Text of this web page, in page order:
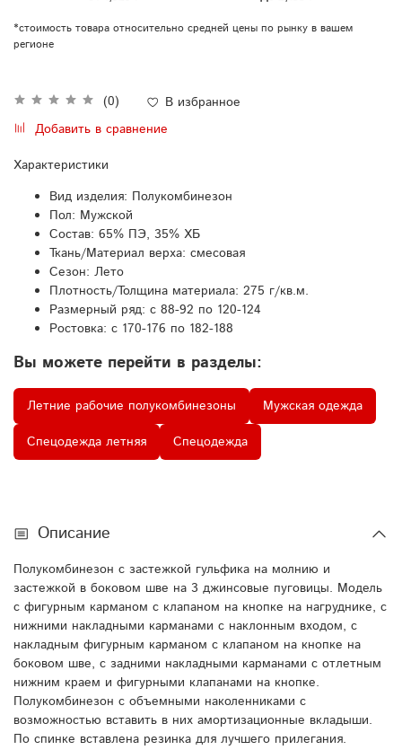
(0)
В избранное
Добавить в сравнение
*стоимость товара относительно средней цены по рынку в вашем
регионе
Характеристики
Вид изделия: Полукомбинезон
Пол: Мужской
Состав: 65% ПЭ, 35% ХБ
Ткань/Материал верха: смесовая
Сезон: Лето
Плотность/Толщина материала: 275 г/кв.м.
Размерный ряд: с 88-92 по 120-124
Ростовка: с 170-176 по 182-188
Вы можете перейти в разделы:
Летние рабочие полукомбинезоны
Мужская одежда
Спецодежда летняя
Спецодежда
Описание
Полукомбинезон с застежкой гульфика на молнию и
застежкой в боковом шве на 3 джинсовые пуговицы. Модель
с фигурным карманом с клапаном на кнопке на нагруднике, с
нижними накладными карманами с наклонным входом, с
накладным фигурным карманом с клапаном на кнопке на
боковом шве, с задними накладными карманами с отлетным
нижним краем и фигурными клапанами на кнопке.
Полукомбинезон с объемными наколенниками с
возможностью вставить в них амортизационные вкладыши.
По спинке вставлена резинка для лучшего прилегания.